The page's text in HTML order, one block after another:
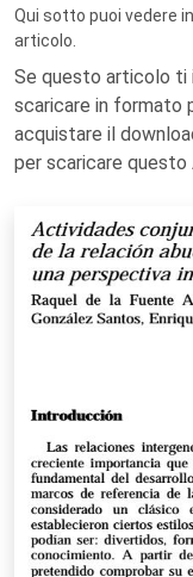
Qui sotto puoi vedere
articolo.
Se questo articolo ti
scaricare in formato
acquistare il
per scaricare